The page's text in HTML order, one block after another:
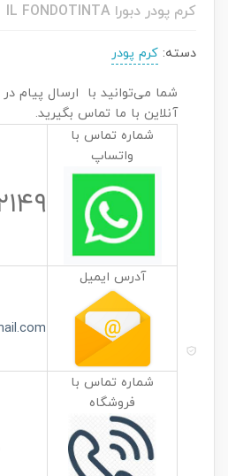
کرم پودر دبورا IL FONDOTINTA
دسته: کرم پودر
شما می‌توانید با ارسال پیام
آنلاین با ما تماس بگیرید.
شماره تماس با
واتساپ
آدرس ایمیل
شماره تماس با
فروشگاه